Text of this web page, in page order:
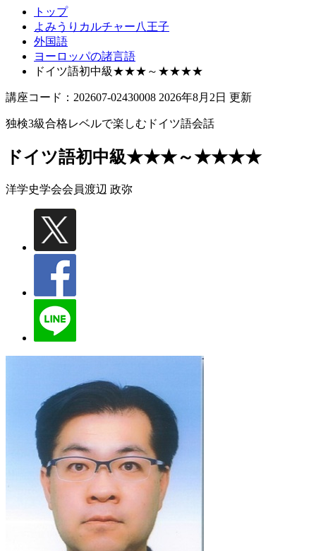
トップ
よみうりカルチャー八王子
外国語
ヨーロッパの諸言語
ドイツ語初中級★★★～★★★★
講座コード：202607-02430008 2026年8月2日 更新
独検3級合格レベルで楽しむドイツ語会話
ドイツ語初中級★★★～★★★★
洋学史学会会員渡辺 政弥